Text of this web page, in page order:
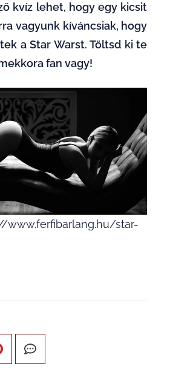
kvíz lehet, hogy egy kicsit
vagyunk kíváncsiak, hogy
a Star Warst. Töltsd ki te
fan vagy!
www.ferfibarlang.hu/star-